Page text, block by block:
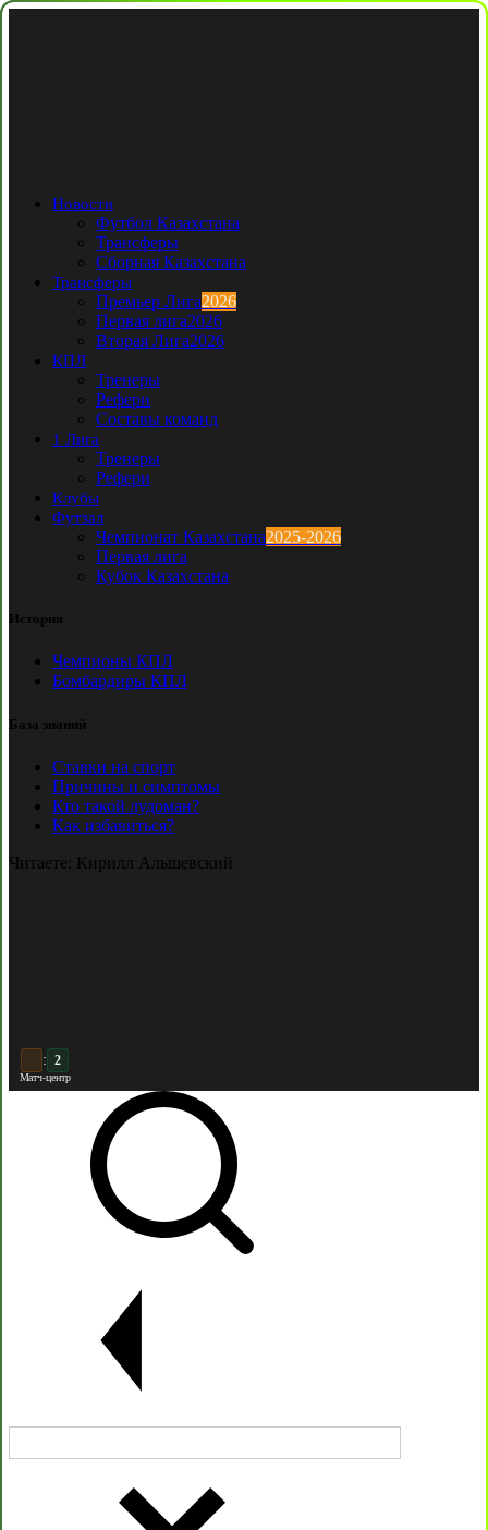
Новости
Футбол Казахстана
Трансферы
Сборная Казахстана
Трансферы
Премьер Лига2026
Первая лига2026
Вторая Лига2026
КПЛ
Тренеры
Рефери
Составы команд
1 Лига
Тренеры
Рефери
Клубы
Футзал
Чемпионат Казахстана2025-2026
Первая лига
Кубок Казахстана
История
Чемпионы КПЛ
Бомбардиры КПЛ
База знаний
Ставки на спорт
Причины и симптомы
Кто такой лудоман?
Как избавиться?
Читаете: Кирилл Альшевский
: 2
Матч-центр